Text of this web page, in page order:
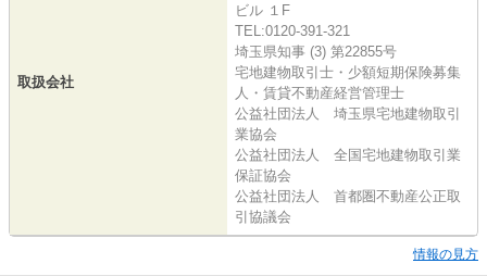
取扱会社
ビル １F
TEL:0120-391-321
埼玉県知事 (3) 第22855号
宅地建物取引士・少額短期保険募集
人・賃貸不動産経営管理士
公益社団法人 埼玉県宅地建物取引
業協会
公益社団法人 全国宅地建物取引業
保証協会
公益社団法人 首都圏不動産公正取
引協議会
情報の見方